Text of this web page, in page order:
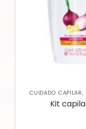
CUIDADO CAPILAR,
Kit